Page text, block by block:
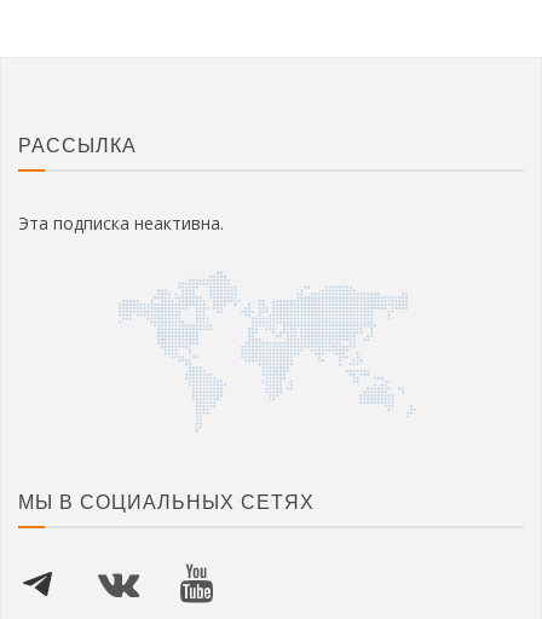
РАССЫЛКА
Эта подписка неактивна.
МЫ В СОЦИАЛЬНЫХ СЕТЯХ